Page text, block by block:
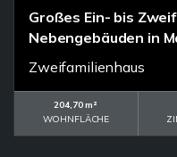
Großes Ein- bis
Nebengebäuden in
Zweifamilienhaus
204,70 m²
WOHNFLÄCHE